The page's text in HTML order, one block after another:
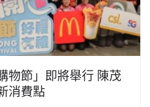
物節」即將舉行 陳茂
消費點